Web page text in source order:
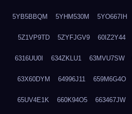
5YB5BBQM 5YHM530M 5YO667IH
5Z1VP9TD 5ZYFJGV9 60IZ2Y44
6316UU0I 634ZKLU1 63MVU7SW
63X60DYM 64996J11 659M6G4O
65UV4E1K 660K94O5 663467JW